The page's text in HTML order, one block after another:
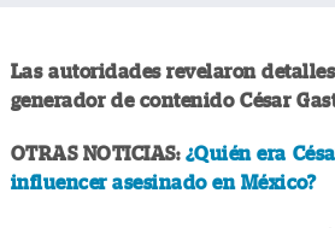
Las autoridades revelaron
generador de contenido César
OTRAS NOTICIAS: ¿Quién era
influencer asesinado en México?